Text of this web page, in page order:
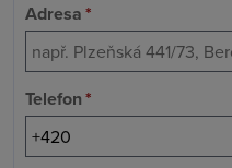
Adresa*
Telefon*